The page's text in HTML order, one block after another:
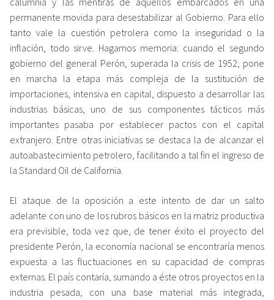
permanente movida para desestabilizar al Gobierno. Para ello
tanto vale la cuestión petrolera como la inseguridad o la
inflación, todo sirve. Hagamos memoria: cuando el segundo
gobierno del general Perón, superada la crisis de 1952, pone
en marcha la etapa más compleja de la sustitución de
importaciones, intensiva en capital, dispuesto a desarrollar las
industrias básicas, uno de sus componentes tácticos más
importantes pasaba por establecer pactos con el capital
extranjero. Entre otras iniciativas se destaca la de alcanzar el
autoabastecimiento petrolero, facilitando a tal fin el ingreso de
la Standard Oil de California.
El ataque de la oposición a este intento de dar un salto
adelante con uno de los rubros básicos en la matriz productiva
era previsible, toda vez que, de tener éxito el proyecto del
presidente Perón, la economía nacional se encontraría menos
expuesta a las fluctuaciones en su capacidad de compras
externas. El país contaría, sumando a éste otros proyectos en la
industria pesada, con una base material más integrada,